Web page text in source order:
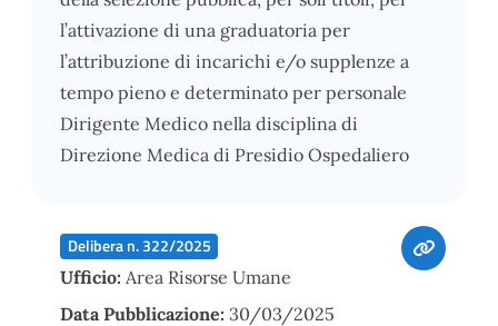
l’attivazione di una graduatoria per
l’attribuzione di incarichi e/o supplenze a
tempo pieno e determinato per personale
Dirigente Medico nella disciplina di
Direzione Medica di Presidio Ospedaliero
Delibera n. 322/2025
Ufficio: Area Risorse Umane
Data Pubblicazione: 30/03/2025